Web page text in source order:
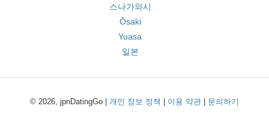
스나가와시
Ōsaki
Yuasa
일본
© 2026, jpnDatingGo | 개인 정보 정책 이용 약관 문의하기